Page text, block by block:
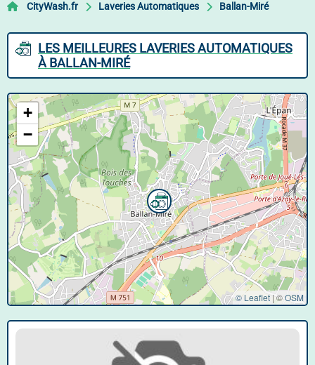
CityWash.fr Laveries Automatiques Ballan-Miré
LES MEILLEURES LAVERIES AUTOMATIQUES
À BALLAN-MIRÉ
+
−
© Leaflet | ©OSM